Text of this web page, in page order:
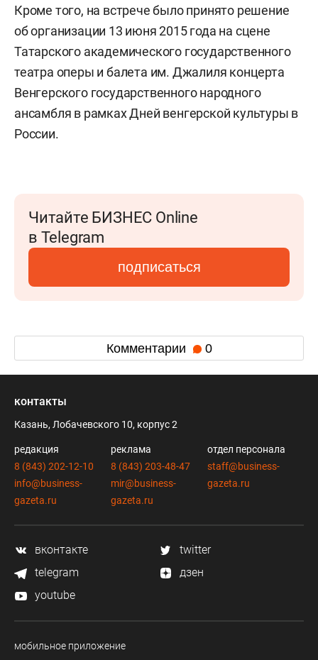
Кроме того, на встрече было принято решение
об организации 13 июня 2015 года на сцене
Татарского академического государственного
театра оперы и балета им. Джалиля концерта
Венгерского государственного народного
ансамбля в рамках Дней венгерской культуры в
России.
Читайте БИЗНЕС Online
в Telegram
подписаться
Комментарии 0
контакты
Казань, Лобачевского 10, корпус 2
редакция
8 (843) 202-12-10
info@business-
gazeta.ru
реклама
8 (843) 203-48-47
mir@business-
gazeta.ru
отдел персонала
staff@business-
gazeta.ru
вконтакте
twitter
telegram
дзен
youtube
мобильное приложение